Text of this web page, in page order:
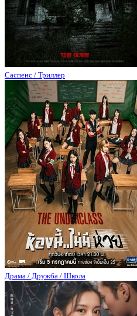
Саспенс / Триллер
Драма / Дружба / Школа